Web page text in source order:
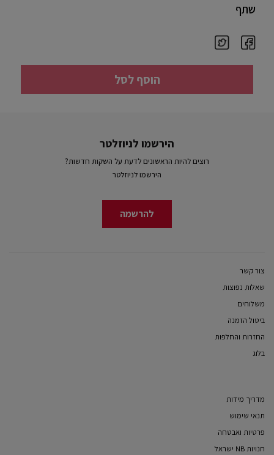
שתף
הוסף לסל
הירשמו לניוזלטר
רוצים להיות הראשונים לדעת על השקות חדשות?
הירשמו לניוזלטר
להרשמה
צור קשר
שאלות נפוצות
משלוחים
ביטול הזמנה
החזרות והחלפות
בלוג
מדריך מידות
תנאי שימוש
פרטיות ואבטחה
חנויות NB ישראל